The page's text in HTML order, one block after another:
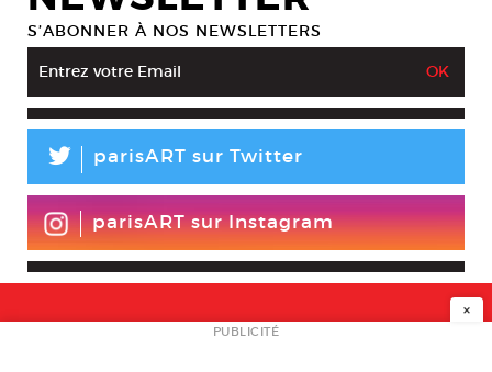
S’ABONNER À NOS NEWSLETTERS
L parisART sur Twitter
parisART sur Instagram
NEWSLETTER
×
PUBLICITÉ